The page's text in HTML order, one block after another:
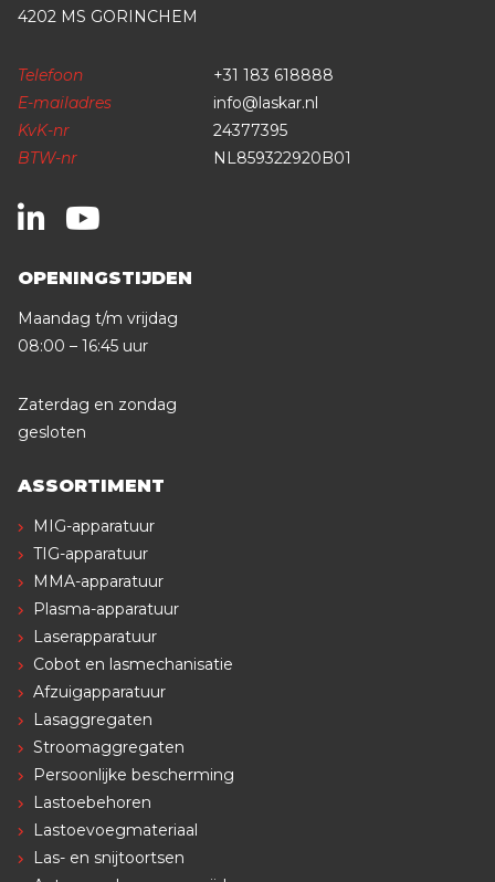
4202 MS GORINCHEM
Telefoon
+31 183 618888
E-mailadres
info@laskar.nl
KvK-nr
24377395
BTW-nr
NL859322920B01
OPENINGSTIJDEN
Maandag t/m vrijdag
08:00 – 16:45 uur
Zaterdag en zondag
gesloten
ASSORTIMENT
MIG-apparatuur
TIG-apparatuur
MMA-apparatuur
Plasma-apparatuur
Laserapparatuur
Cobot en lasmechanisatie
Afzuigapparatuur
Lasaggregaten
Stroomaggregaten
Persoonlijke bescherming
Lastoebehoren
Lastoevoegmateriaal
Las- en snijtoortsen